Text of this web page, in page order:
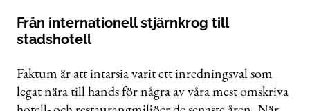
Från internationell stjärnkrog till
stadshotell
Faktum är att intarsia varit ett inredningsval som
legat nära till hands för några av våra mest omskriva